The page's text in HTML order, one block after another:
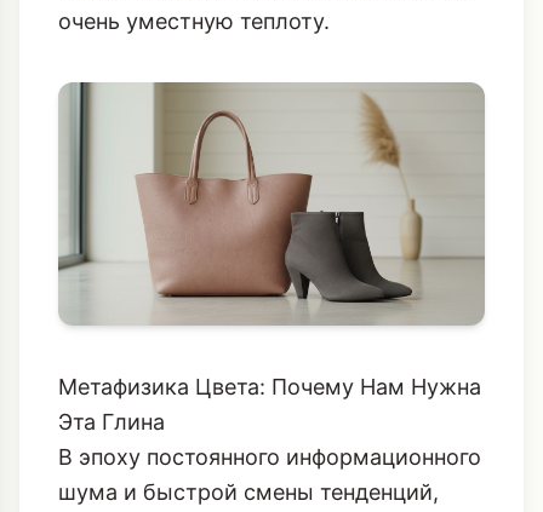
очень уместную теплоту.
Метафизика Цвета: Почему Нам Нужна
Эта Глина
В эпоху постоянного информационного
шума и быстрой смены тенденций,